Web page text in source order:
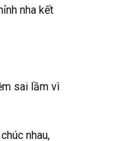
nha kết
sai lầm vì
nhau,